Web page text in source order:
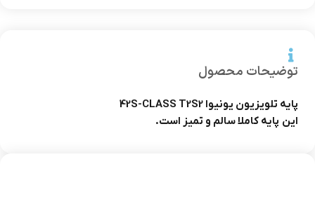
توضیحات محصول
پایه تلویزیون یونیوا 42S-CLASS T2S2
این پایه کاملا سالم و تمیز است.